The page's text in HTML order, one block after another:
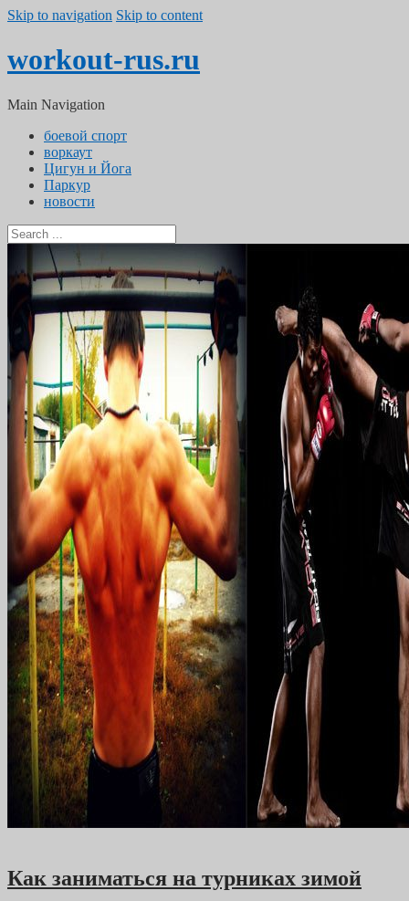
Skip to navigation Skip to content
workout-rus.ru
Main Navigation
боевой спорт
воркаут
Цигун и Йога
Паркур
новости
Как заниматься на турниках зимой